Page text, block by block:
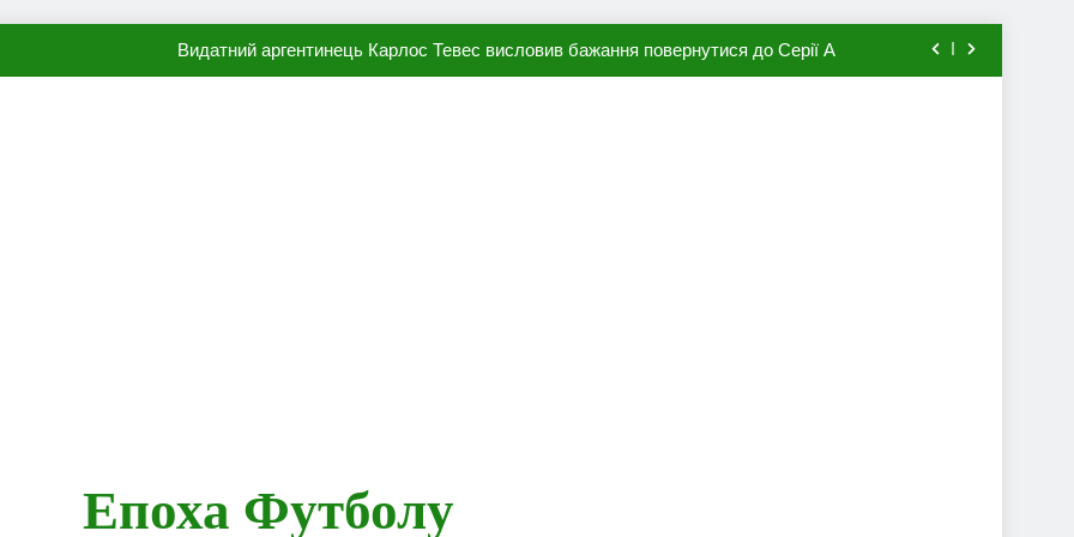
Видатний аргентинець Карлос Тевес висловив бажання повернутися до Серії А
Епоха Футболу